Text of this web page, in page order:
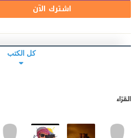
اشترك الآن
كل الكتب
القرّاء